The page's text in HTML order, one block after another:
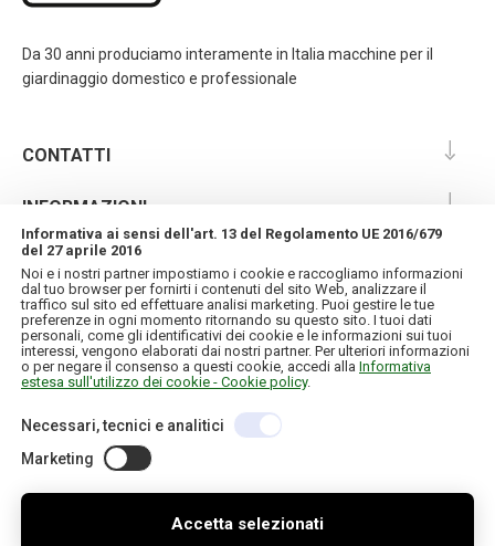
Da 30 anni produciamo interamente in Italia macchine per il
giardinaggio domestico e professionale
CONTATTI
INFORMAZIONI
IL MIO ACCOUNT
Copyright © 2026 IT. Tutti i diritti riservati
C.F./P.IVA 01957120130
Credits
Informativa sulla privacy e cookie
Informativa ai sensi dell'art. 13 del Regolamento UE 2016/679
del 27 aprile 2016
Noi e i nostri partner impostiamo i cookie e raccogliamo informazioni
dal tuo browser per fornirti i contenuti del sito Web, analizzare il
traffico sul sito ed effettuare analisi marketing. Puoi gestire le tue
preferenze in ogni momento ritornando su questo sito. I tuoi dati
personali, come gli identificativi dei cookie e le informazioni sui tuoi
interessi, vengono elaborati dai nostri partner. Per ulteriori informazioni
o per negare il consenso a questi cookie, accedi alla Informativa
estesa sull'utilizzo dei cookie - Cookie policy.
Necessari, tecnici e analitici
Marketing
Accetta selezionati